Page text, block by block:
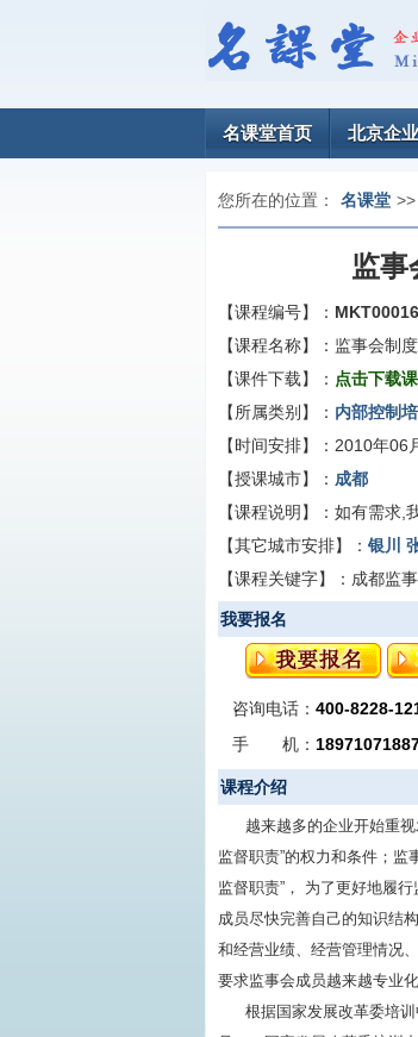
名课堂首页 北京企
您所在的位置： 名课堂 >>
监事
【课程编号】：
【课程名称】： 监事会制
【课件下载】： 点击下载
【所属类别】： 内部控制培
【时间安排】： 2010年06
【授课城市】： 成都
【课程说明】： 如有需求,
【其它城市安排】： 银川
【课程关键字】： 成都监
我要报名
咨询电话： 400-8228-
手 机：
课程介绍
越来越多的企业开始重
监督职责”的权力和条件；监
监督职责”， 为了更好地履
成员尽快完善自己的知识结
和经营业绩、经营管理情况
要求监事会成员越来越专业化
根据国家发展改革委培